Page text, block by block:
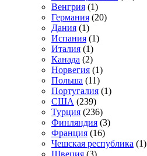
Венгрия (1)
Германия (20)
Дания (1)
Испания (1)
Италия (1)
Канада (2)
Норвегия (1)
Польша (11)
Португалия (1)
США (239)
Турция (236)
Финляндия (3)
Франция (16)
Чешская республика (1)